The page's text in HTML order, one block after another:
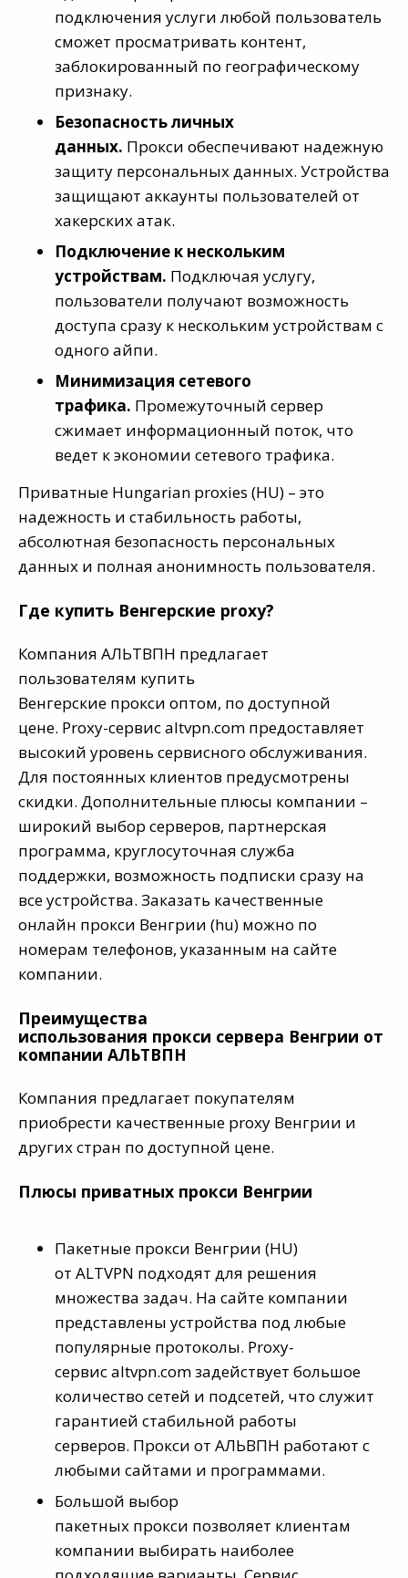
подключения услуги любой пользователь
сможет просматривать контент,
заблокированный по географическому
признаку.
Безопасность личных
данных. Прокси обеспечивают надежную
защиту персональных данных. Устройства
защищают аккаунты пользователей от
хакерских атак.
Подключение к нескольким
устройствам. Подключая услугу,
пользователи получают возможность
доступа сразу к нескольким устройствам с
одного айпи.
Минимизация сетевого
трафика. Промежуточный сервер
сжимает информационный поток, что
ведет к экономии сетевого трафика.
Приватные Hungarian proxies (HU) – это
надежность и стабильность работы,
абсолютная безопасность персональных
данных и полная анонимность пользователя.
Где купить Венгерские proxy?
Компания АЛЬТВПН предлагает
пользователям купить
Венгерские прокси оптом, по доступной
цене. Proxy-сервис altvpn.com предоставляет
высокий уровень сервисного обслуживания.
Для постоянных клиентов предусмотрены
скидки. Дополнительные плюсы компании –
широкий выбор серверов, партнерская
программа, круглосуточная служба
поддержки, возможность подписки сразу на
все устройства. Заказать качественные
онлайн прокси Венгрии (hu) можно по
номерам телефонов, указанным на сайте
компании.
Преимущества
использования прокси сервера Венгрии от
компании АЛЬТВПН
Компания предлагает покупателям
приобрести качественные proxy Венгрии и
других стран по доступной цене.
Плюсы приватных прокси Венгрии
Пакетные прокси Венгрии (HU)
от ALTVPN подходят для решения
множества задач. На сайте компании
представлены устройства под любые
популярные протоколы. Proxy-
сервис altvpn.com задействует большое
количество сетей и подсетей, что служит
гарантией стабильной работы
серверов. Прокси от АЛЬВПН работают с
любыми сайтами и программами.
Большой выбор
пакетных прокси позволяет клиентам
компании выбирать наиболее